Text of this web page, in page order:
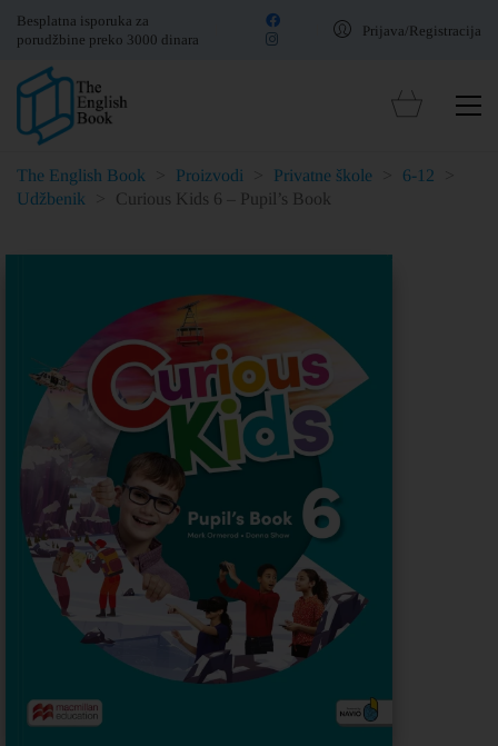
Besplatna isporuka za
porudžbine preko 3000 dinara
Prijava/Registracija
The English Book Proizvodi Privatne škole 6-12
Udžbenik
Curious Kids 6 – Pupil’s Book